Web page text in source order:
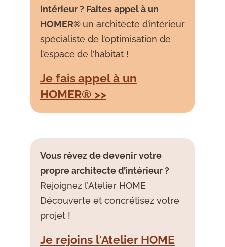
intérieur ? Faites appel à un
HOMER® un architecte d’intérieur
spécialiste de l’optimisation de
l’espace de l’habitat !
Je fais appel à un
HOMER® >>
Vous rêvez de devenir votre
propre architecte d’intérieur ?
Rejoignez l’Atelier HOME
Découverte et concrétisez votre
projet !
Je rejoins l'Atelier HOME